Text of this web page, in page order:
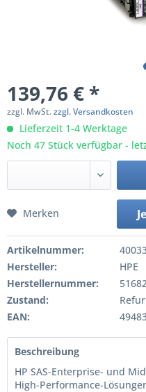
139,76 € *
zzgl. MwSt.zzgl. Versandkosten
Lieferzeit 1-4 Werktage
Noch 47 Stück verfügbar -
Merken
Artikelnummer:
Hersteller:
HPE
Herstellernummer:
Zustand:
EAN:
Beschreibung
HP SAS-Enterprise- und
High-Performance-